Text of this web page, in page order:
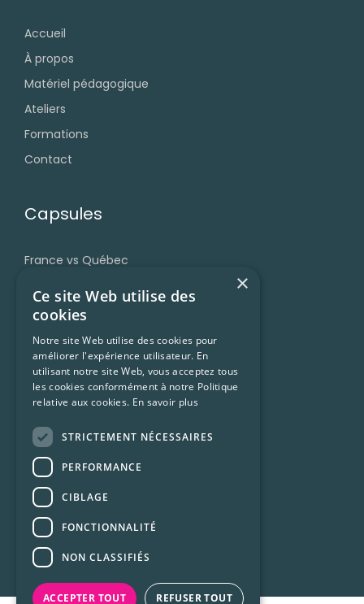
Accueil
À propos
Matériel pédagogique
Ateliers
Formations
Contact
Capsules
France vs Québec
Accent et prononciation
Vocabulaire et expressions
Trucs et ressources
Francophonie
Ressources
Conditions d’utilisation
Confidentialité
Foire aux questions (FAQ)
×
Ce site Web utilise des
cookies
Notre site Web utilise des cookies pour
améliorer l'expérience utilisateur. En
utilisant notre site Web, vous acceptez tous
les cookies conformément à notre Politique
relative aux cookies. En savoir plus
STRICTEMENT NÉCESSAIRES
PERFORMANCE
CIBLAGE
FONCTIONNALITÉ
NON CLASSIFIÉS
ACCEPTER TOUT REFUSER TOUT